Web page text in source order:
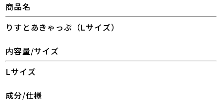
商品名
りすとあきゃっぷ（Lサイズ）
内容量/サイズ
Lサイズ
成分/仕様